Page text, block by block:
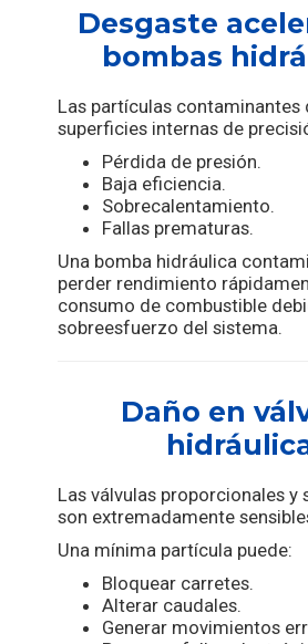
Desgaste
bombas
Las partículas contaminantes
superficies internas de
Pérdida de presión.
Baja eficiencia.
Sobrecalentamiento.
Fallas prematuras.
Una bomba hidráulica
perder rendimiento
consumo de combustible
sobreesfuerzo del sistema.
Daño en
Las válvulas proporcionales y
son extremadamente
Una mínima partícula puede:
Bloquear carretes.
Alterar caudales.
Generar movimientos